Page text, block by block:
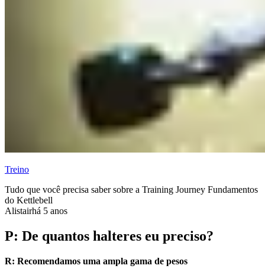
Treino
Tudo que você precisa saber sobre a Training Journey Fundamentos
do Kettlebell
Alistairhá 5 anos
P: De quantos halteres eu preciso?
R: Recomendamos uma ampla gama de pesos